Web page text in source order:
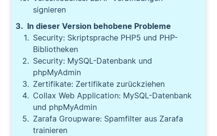
signieren
In dieser Version behobene Probleme
Security: Skriptsprache PHP5 und PHP-
Bibliotheken
Security: MySQL-Datenbank und
phpMyAdmin
Zertifikate: Zertifikate zurückziehen
Collax Web Application: MySQL-Datenbank
und phpMyAdmin
Zarafa Groupware: Spamfilter aus Zarafa
trainieren